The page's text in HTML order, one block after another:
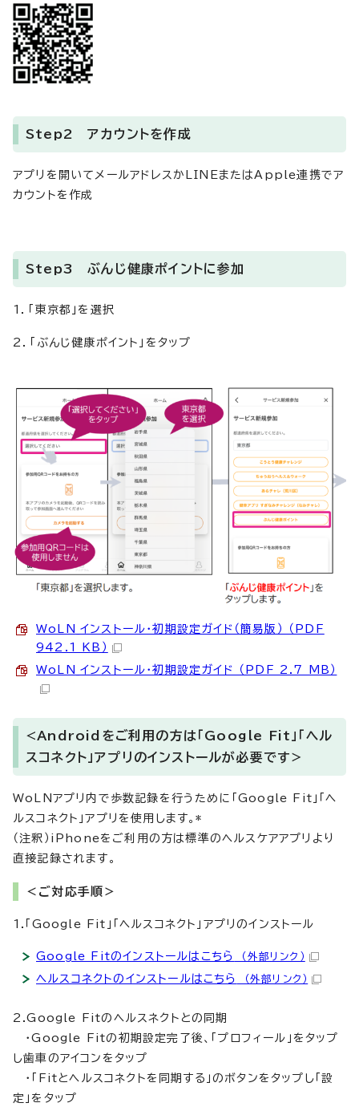
Step2 アカウントを作成
アプリを開いてメールアドレスかLINEまたはApple連携でア
カウントを作成
Step3 ぶんじ健康ポイントに参加
1．「東京都」を選択
2．「ぶんじ健康ポイント」をタップ
WoLN_インストール・初期設定ガイド（簡易版） （PDF
942.1 KB）
WoLN_インストール・初期設定ガイド （PDF 2.7 MB）
<Androidをご利用の方は「Google Fit」「ヘル
スコネクト」アプリのインストールが必要です＞
WoLNアプリ内で歩数記録を行うために「Google Fit」「ヘ
ルスコネクト」アプリを使用します。*
（注釈）iPhoneをご利用の方は標準のヘルスケアアプリより
直接記録されます。
＜ご対応手順＞
1.「Google Fit」「ヘルスコネクト」アプリのインストール
Google Fitのインストールはこちら （外部リンク）
ヘルスコネクトのインストールはこちら （外部リンク）
2.Google Fitのヘルスネクトとの同期
・Google Fitの初期設定完了後、「プロフィール」をタップ
し歯車のアイコンをタップ
・「Fitとヘルスコネクトを同期する」のボタンをタップし「設
定」をタップ